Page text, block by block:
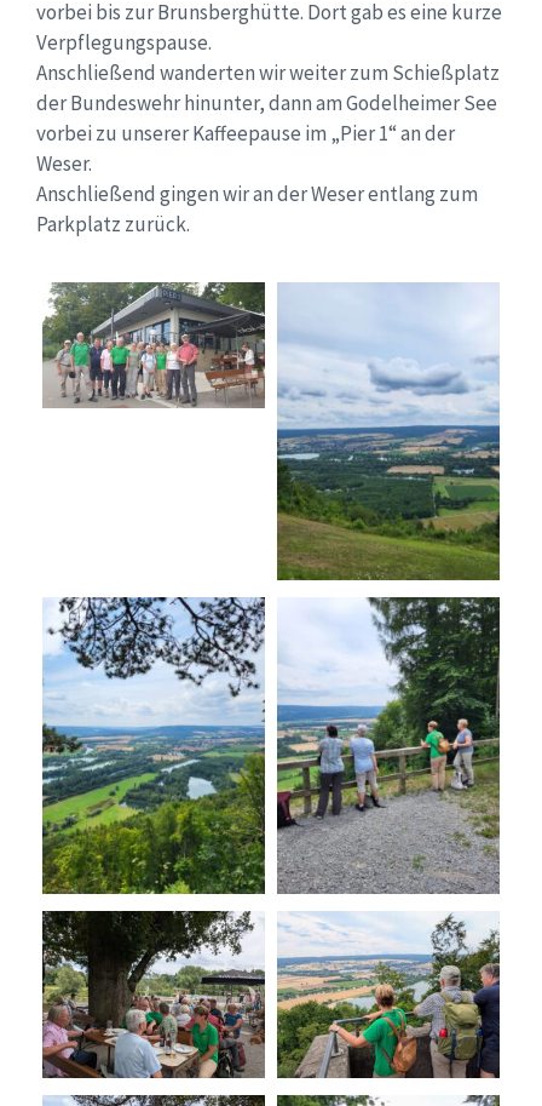
vorbei bis zur Brunsberghütte. Dort gab es eine kurze
Verpflegungspause.
Anschließend wanderten wir weiter zum Schießplatz
der Bundeswehr hinunter, dann am Godelheimer See
vorbei zu unserer Kaffeepause im „Pier 1“ an der
Weser.
Anschließend gingen wir an der Weser entlang zum
Parkplatz zurück.